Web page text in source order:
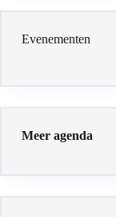
Evenementen
Meer agenda